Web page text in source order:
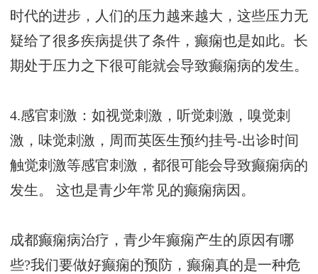
时代的进步，人们的压力越来越大，这些压力无
疑给了很多疾病提供了条件，癫痫也是如此。长
期处于压力之下很可能就会导致癫痫病的发生。
4.感官刺激：如视觉刺激，听觉刺激，嗅觉刺
激，味觉刺激， 周而英医生预约挂号-出诊时间
触觉刺激等感官刺激，都很可能会导致癫痫病的
发生。 这也是青少年常见的癫痫病因。
成都癫痫病治疗，青少年癫痫产生的原因有哪
些?我们要做好癫痫的预防，癫痫真的是一种危